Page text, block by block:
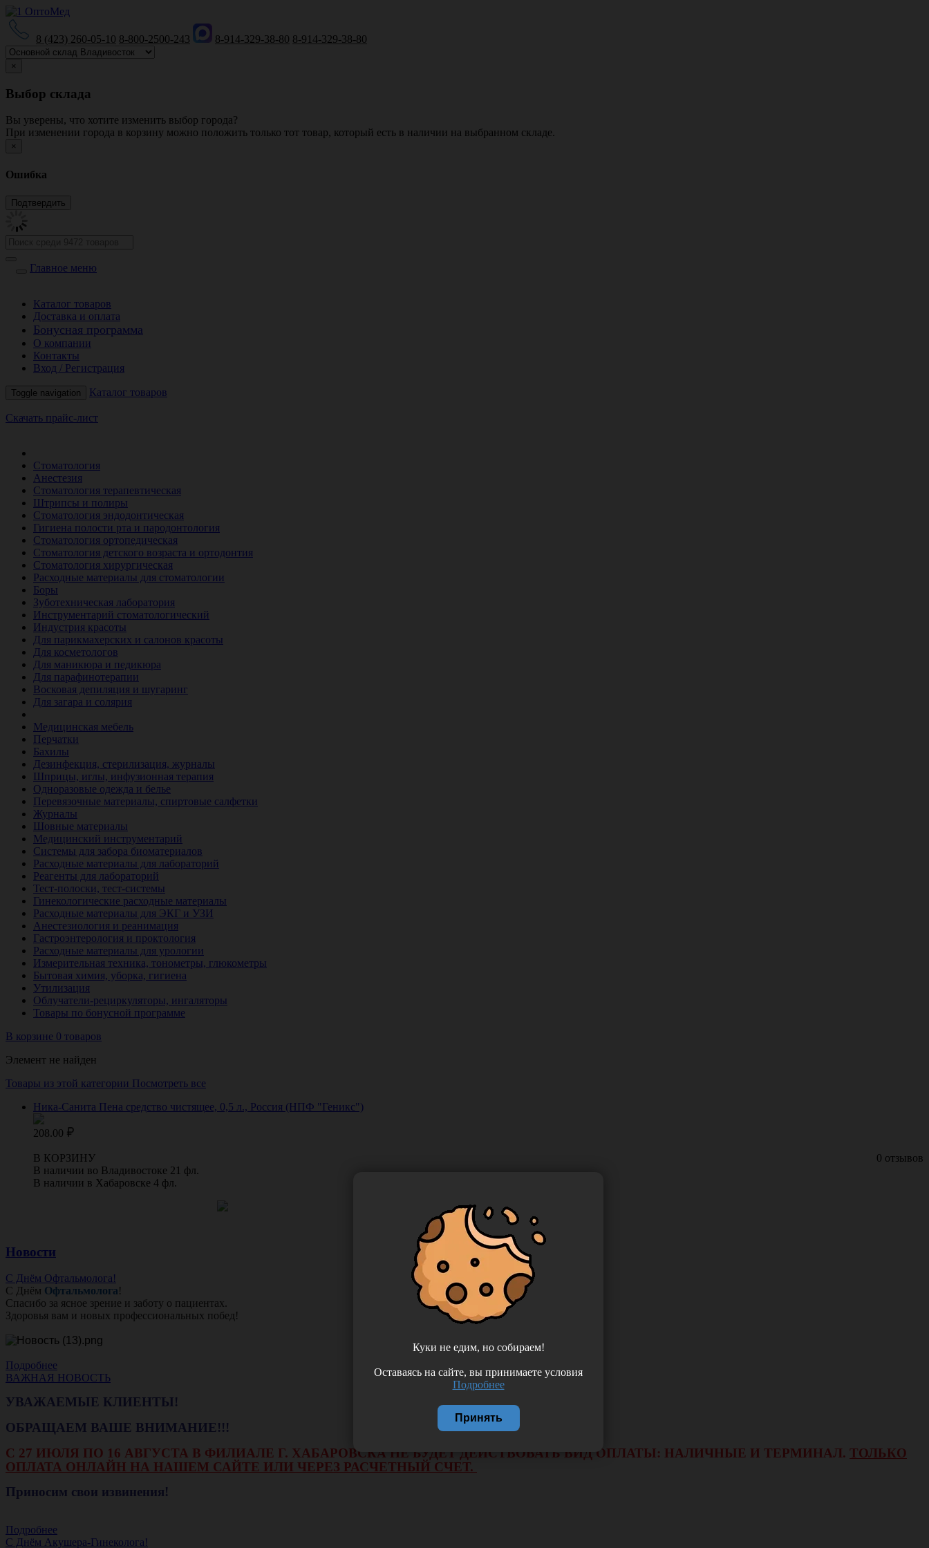
8 (423) 260-05-10 8-800-2500-243 8-914-329-38-80 8-914-329-38-80
×
Выбор склада
Вы уверены, что хотите изменить выбор города?
При изменении города в корзину можно положить только тот товар, который есть в наличии на выбранном складе.
×
Ошибка
Главное меню
Каталог товаров
Доставка и оплата
Бонусная программа
О компании
Контакты
Вход / Регистрация
Toggle navigation Каталог товаров
Скачать прайс-лист
Стоматология
Анестезия
Стоматология терапевтическая
Штрипсы и полиры
Стоматология эндодонтическая
Гигиена полости рта и пародонтология
Стоматология ортопедическая
Стоматология детского возраста и ортодонтия
Стоматология хирургическая
Расходные материалы для стоматологии
Боры
Зуботехническая лаборатория
Инструментарий стоматологический
Индустрия красоты
Для парикмахерских и салонов красоты
Для косметологов
Для маникюра и педикюра
Для парафинотерапии
Восковая депиляция и шугаринг
Для загара и солярия
Медицинская мебель
Перчатки
Бахилы
Дезинфекция, стерилизация, журналы
Шприцы, иглы, инфузионная терапия
Одноразовые одежда и белье
Перевязочные материалы, спиртовые салфетки
Журналы
Шовные материалы
Медицинский инструментарий
Системы для забора биоматериалов
Расходные материалы для лабораторий
Реагенты для лабораторий
Тест-полоски, тест-системы
Гинекологические расходные материалы
Расходные материалы для ЭКГ и УЗИ
Анестезиология и реанимация
Гастроэнтерология и проктология
Расходные материалы для урологии
Измерительная техника, тонометры, глюкометры
Бытовая химия, уборка, гигиена
Утилизация
Облучатели-рециркуляторы, ингаляторы
Товары по бонусной программе
В корзине 0 товаров
Элемент не найден
Товары из этой категории Посмотреть все
Ника-Санита Пена средство чистящее, 0,5 л., Россия (НПФ "Геникс")
208.00
0 отзывов
В КОРЗИНУ
В наличии во Владивостоке 21 фл.
В наличии в Хабаровске 4 фл.
Новости
С Днём Офтальмолога!
С Днём Офтальмолога!
Спасибо за ясное зрение и заботу о пациентах.
Здоровья вам и новых профессиональных побед!
Подробнее
ВАЖНАЯ НОВОСТЬ
УВАЖАЕМЫЕ КЛИЕНТЫ!
ОБРАЩАЕМ ВАШЕ ВНИМАНИЕ!!!
С 27 ИЮЛЯ ПО 16 АВГУСТА В ФИЛИАЛЕ Г. ХАБАРОВСКА НЕ БУДЕТ ДЕЙСТВОВАТЬ ВИД ОПЛАТЫ: НАЛИЧНЫЕ И ТЕРМИНАЛ. ТОЛЬКО
ОПЛАТА ОНЛАЙН НА НАШЕМ САЙТЕ ИЛИ ЧЕРЕЗ РАСЧЕТНЫЙ СЧЕТ.
Приносим свои извинения!
Подробнее
С Днём Акушера-Гинеколога!
Куки не едим, но собираем!
Оставаясь на сайте, вы принимаете условия
Подробнее
Принять